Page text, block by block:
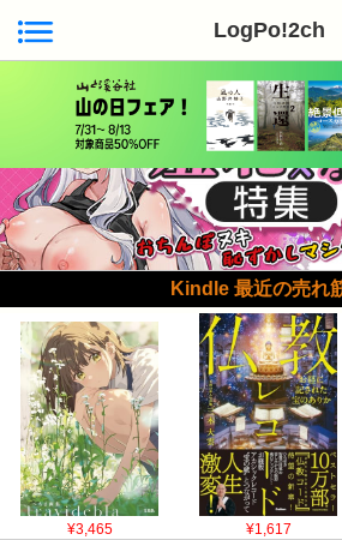
LogPo!2ch
ニュース記事
Kindle 最近の売れ
¥3,465 ¥1,617